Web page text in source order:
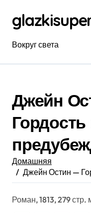
содержанию
Вокруг света
Джейн
Гордость
Домашняя
Джейн Остин —
Роман, 1813, 279